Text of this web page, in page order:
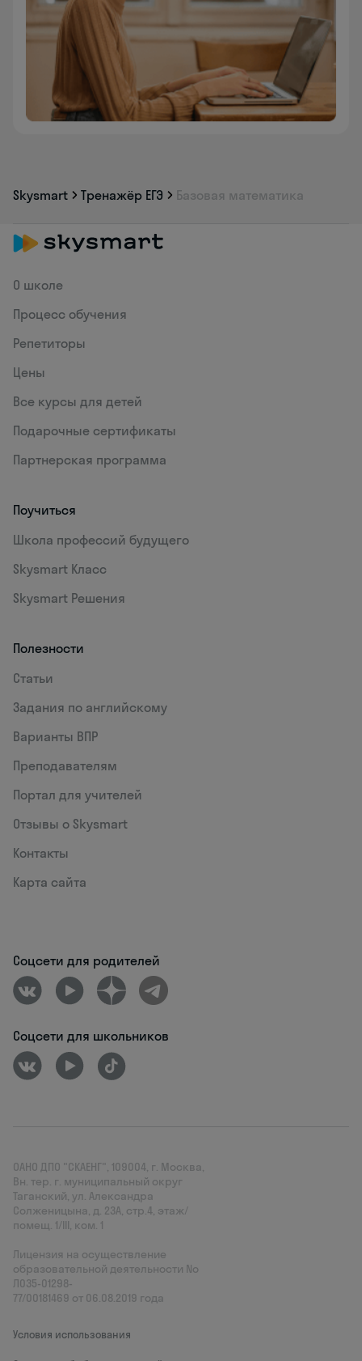
Skysmart Тренажёр ЕГЭ Базовая математика
О школе
Процесс обучения
Репетиторы
Цены
Все курсы для детей
Подарочные сертификаты
Партнерская программа
Поучиться
Школа профессий будущего
Skysmart Класс
Skysmart Решения
Полезности
Статьи
Задания по английскому
Варианты ВПР
Преподавателям
Портал для учителей
Отзывы о Skysmart
Контакты
Карта сайта
Соцсети для родителей
Соцсети для школьников
ОАНО ДПО "СКАЕНГ", 109004, г. Москва,
Вн. тер. г. муниципальный округ
Таганский, ул. Александра
Солженицына, д. 23А, стр.4, этаж/
помещ. 1/III, ком. 1
Лицензия на осуществление
образовательной деятельности No
Л035‑01298-
77/00181469 от 06.08.2019 года
Условия использования